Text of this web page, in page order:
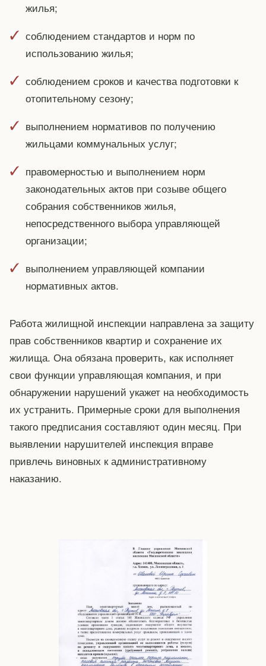
жилья;
соблюдением стандартов и норм по
использованию жилья;
соблюдением сроков и качества подготовки к
отопительному сезону;
выполнением нормативов по получению
жильцами коммунальных услуг;
правомерностью и выполнением норм
законодательных актов при созыве общего
собрания собственников жилья,
непосредственного выбора управляющей
организации;
выполнением управляющей компании
нормативных актов.
Работа жилищной инспекции направлена за защиту
прав собственников квартир и сохранение их
жилища. Она обязана проверить, как исполняет
свои функции управляющая компания, и при
обнаружении нарушений укажет на необходимость
их устранить. Примерные сроки для выполнения
такого предписания составляют один месяц. При
выявлении нарушителей инспекция вправе
привлечь виновных к административному
наказанию.